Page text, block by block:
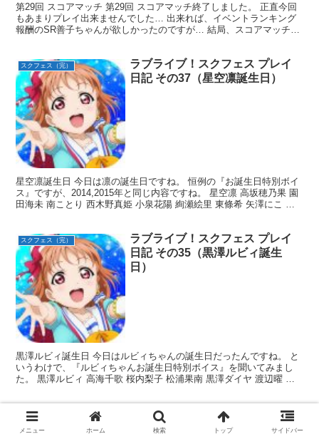
第29回 スコアマッチ 第29回 スコアマッチ終了しました。 正直今回
もあまりプレイ出来ませんでした… 出来れば、イベントランキング
報酬のSR善子ちゃんが欲しかったのですが… 結局、スコアマッチpt
スクフェス（完）
ラブライブ！スクフェス プレイ
日記 その37（星空凛誕生日）
星空凛誕生日 今日は凛の誕生日ですね。 恒例の『お誕生日特別ボイ
ス』ですが、2014,2015年と同じ内容ですね。 星空凛 高坂穂乃果 園
田海未 南ことり 西木野真姫 小泉花陽 絢瀬絵里 東條希 矢澤にこ 以
スクフェス（完）
ラブライブ！スクフェス プレイ
日記 その35（黒澤ルビィ誕生
日）
黒澤ルビィ誕生日 今日はルビィちゃんの誕生日だったんですね。 と
いうわけで、『ルビィちゃんお誕生日特別ボイス』を聞いてみまし
た。 黒澤ルビィ 高海千歌 桜内梨子 松浦果南 黒澤ダイヤ 渡辺曜 津
スポンサーリンク
メニュー ホーム 検索 トップ サイドバー